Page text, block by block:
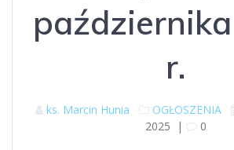
r.
ks. Marcin Hunia OGŁOSZENIA
2025 | 0